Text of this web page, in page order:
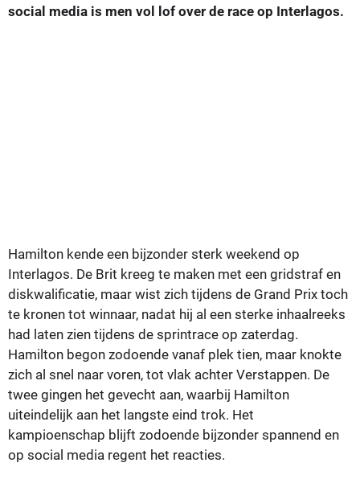
social media is men vol lof over de race op Interlagos.
Hamilton kende een bijzonder sterk weekend op
Interlagos. De Brit kreeg te maken met een gridstraf en
diskwalificatie, maar wist zich tijdens de Grand Prix toch
te kronen tot winnaar, nadat hij al een sterke inhaalreeks
had laten zien tijdens de sprintrace op zaterdag.
Hamilton begon zodoende vanaf plek tien, maar knokte
zich al snel naar voren, tot vlak achter Verstappen. De
twee gingen het gevecht aan, waarbij Hamilton
uiteindelijk aan het langste eind trok. Het
kampioenschap blijft zodoende bijzonder spannend en
op social media regent het reacties.